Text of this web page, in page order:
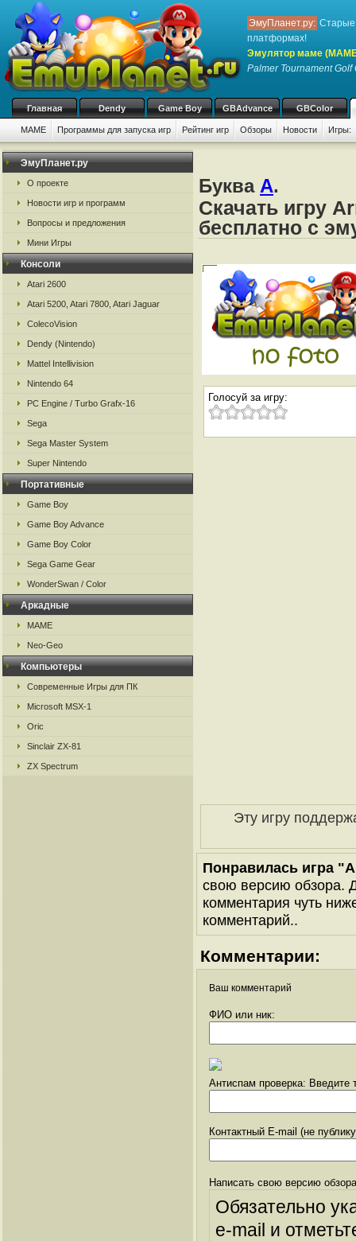
ЭмуПланет.ру: Старые
платформах!
Эмулятор маме
Palmer Tournament Golf
Главная Dendy Game Boy GBAdvance GBColor
MAME Программы для запуска игр Рейтинг игр Обзоры Новости Игры:
ЭмуПланет.ру
О проекте
Новости игр и программ
Вопросы и предложения
Мини Игры
Консоли
Atari 2600
Atari 5200, Atari 7800, Atari Jaguar
ColecoVision
Dendy (Nintendo)
Mattel Intellivision
Nintendo 64
PC Engine / Turbo Grafx-16
Sega
Sega Master System
Super Nintendo
Портативные
Game Boy
Game Boy Advance
Game Boy Color
Sega Game Gear
WonderSwan / Color
Аркадные
MAME
Neo-Geo
Компьютеры
Современные Игры для ПК
Microsoft MSX-1
Oric
Sinclair ZX-81
ZX Spectrum
Буква A.
Скачать игру
бесплатно с
Голосуй за игру:
Эту игру
Понравилась игра
свою версию обзора.
комментария чуть
комментарий..
Комментарии:
Ваш комментарий
ФИО или ник:
Антиспам проверка: Введите
Контактный E-mail (не
Написать свою версию
Обязательно
e-mail и